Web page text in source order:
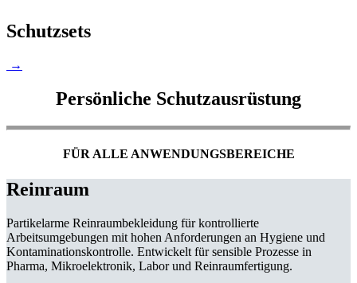
Schutzsets
→
Persönliche Schutzausrüstung
FÜR ALLE ANWENDUNGSBEREICHE
Reinraum
Partikelarme Reinraumbekleidung für kontrollierte
Arbeitsumgebungen mit hohen Anforderungen an Hygiene und
Kontaminationskontrolle. Entwickelt für sensible Prozesse in
Pharma, Mikroelektronik, Labor und Reinraumfertigung.